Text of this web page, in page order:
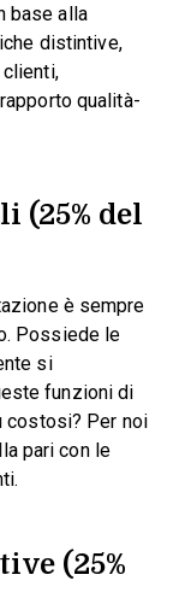
base alla
distintive,
clienti,
qualità-
(25% del
è sempre
Possiede le
si
funzioni di
costosi? Per noi
pari con le
(25%